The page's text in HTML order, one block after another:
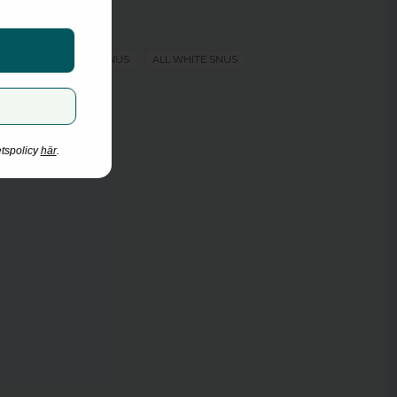
Slim
8.8 mg/portion
TOBAKSFRITT SNUS ALL WHITE SNUS
här.